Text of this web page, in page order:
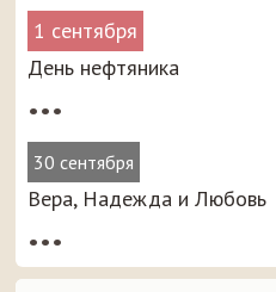
1 сентября
День нефтяника
•••
30 сентября
Вера, Надежда и Любовь
•••